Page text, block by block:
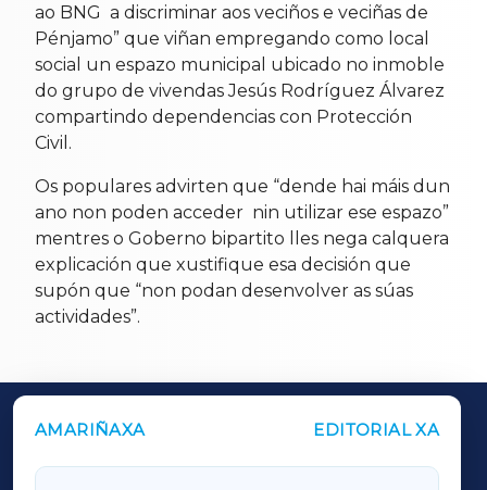
ao BNG a discriminar aos veciños e veciñas de
Pénjamo” que viñan empregando como local
social un espazo municipal ubicado no inmoble
do grupo de vivendas Jesús Rodríguez Álvarez
compartindo dependencias con Protección
Civil.
Os populares advirten que “dende hai máis dun
ano non poden acceder nin utilizar ese espazo”
mentres o Goberno bipartito lles nega calquera
explicación que xustifique esa decisión que
supón que “non podan desenvolver as súas
actividades”.
AMARIÑAXA EDITORIAL XA
OUTROS PERIÓDICOS